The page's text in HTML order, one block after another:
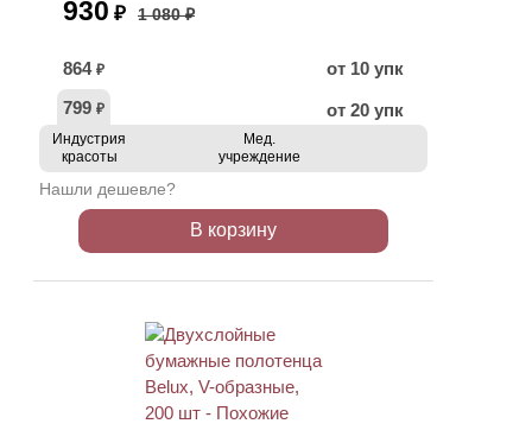
930 ₽ 1 080 ₽
864 ₽
от 10 упк
799 ₽ от 20 упк
Индустрия
красоты
Мед.
учреждение
Нашли дешевле?
В корзину